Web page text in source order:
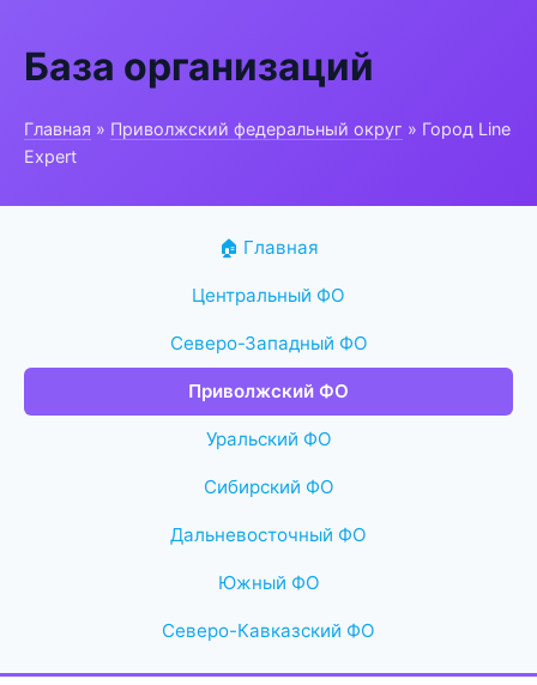
База организаций
Главная » Приволжский федеральный округ » Город Line
Expert
🏠 Главная
Центральный ФО
Северо-Западный ФО
Приволжский ФО
Уральский ФО
Сибирский ФО
Дальневосточный ФО
Южный ФО
Северо-Кавказский ФО